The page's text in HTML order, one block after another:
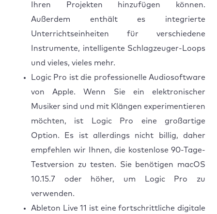
Ihren Projekten hinzufügen können.
Außerdem enthält es integrierte
Unterrichtseinheiten für verschiedene
Instrumente, intelligente Schlagzeuger-Loops
und vieles, vieles mehr.
Logic Pro ist die professionelle Audiosoftware
von Apple. Wenn Sie ein elektronischer
Musiker sind und mit Klängen experimentieren
möchten, ist Logic Pro eine großartige
Option. Es ist allerdings nicht billig, daher
empfehlen wir Ihnen, die kostenlose 90-Tage-
Testversion zu testen. Sie benötigen macOS
10.15.7 oder höher, um Logic Pro zu
verwenden.
Ableton Live 11 ist eine fortschrittliche digitale